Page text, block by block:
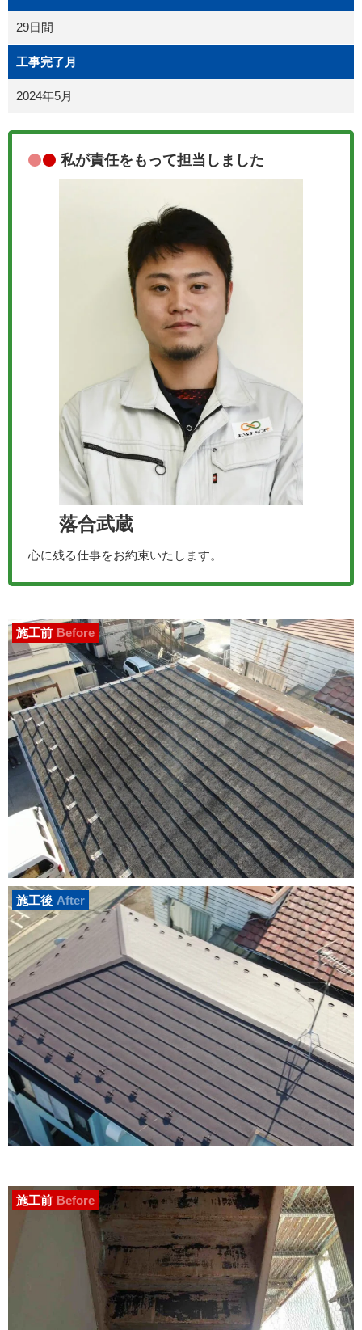
29日間
工事完了月
2024年5月
私が責任をもって担当しました
落合武蔵
心に残る仕事をお約束いたします。
施工前 Before
施工後 After
施工前 Before